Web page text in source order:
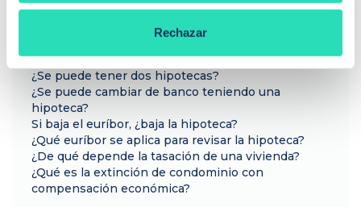
Rechazar
¿Dónde puedo contactar con iAhorro?
¿Se puede tener dos hipotecas?
¿Se puede cambiar de banco teniendo una
hipoteca?
Si baja el euríbor, ¿baja la hipoteca?
¿Qué euríbor se aplica para revisar la hipoteca?
¿De qué depende la tasación de una vivienda?
¿Qué es la extinción de condominio con
compensación económica?